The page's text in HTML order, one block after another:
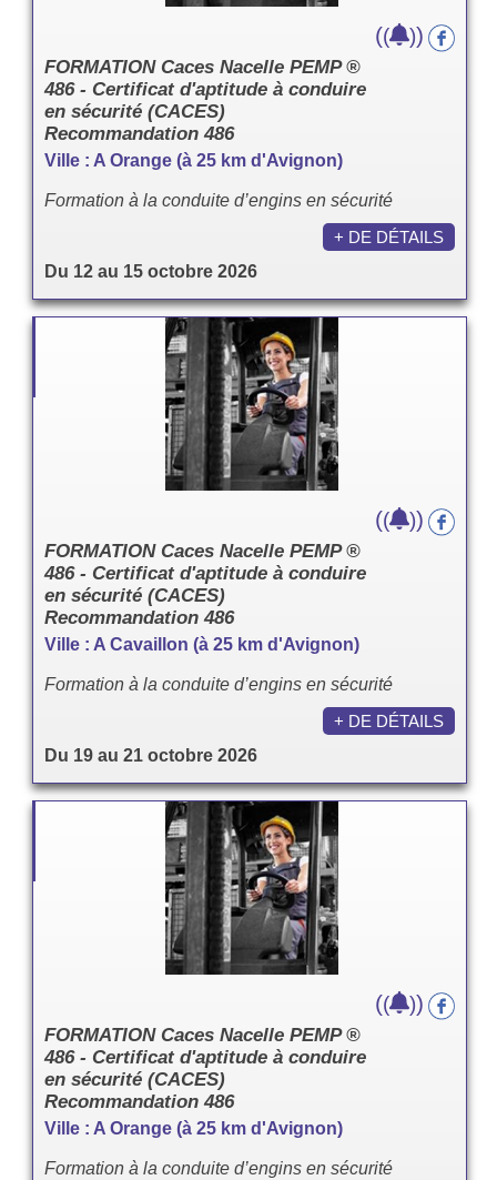
FORMATION Caces Nacelle PEMP ®
486 - Certificat d'aptitude à conduire
en sécurité (CACES)
Recommandation 486
Ville : A Orange (à 25 km d'Avignon)
Formation à la conduite d’engins en sécurité
Du 12 au 15 octobre 2026
(( ))
+ DE DÉTAILS
FORMATION Caces Nacelle PEMP ®
486 - Certificat d'aptitude à conduire
en sécurité (CACES)
Recommandation 486
Ville : A Cavaillon (à 25 km d'Avignon)
Formation à la conduite d’engins en sécurité
Du 19 au 21 octobre 2026
(( ))
+ DE DÉTAILS
FORMATION Caces Nacelle PEMP ®
486 - Certificat d'aptitude à conduire
en sécurité (CACES)
Recommandation 486
Ville : A Orange (à 25 km d'Avignon)
Formation à la conduite d’engins en sécurité
(( ))